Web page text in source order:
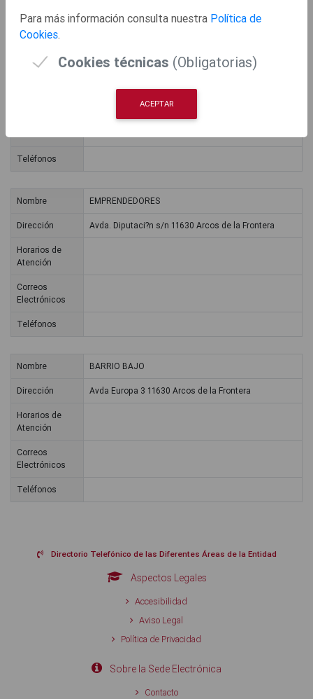
Nombre
Dirección Plaza de Diputaci?n s/n 11620 J?dula
Teléfonos
Nombre EMPRENDEDORES
Dirección Avda. Diputaci?n s/n 11630 Arcos de la Frontera
Horarios de
Atención
Correos
Electrónicos
Teléfonos
Nombre BARRIO BAJO
Dirección Avda Europa 3 11630 Arcos de la Frontera
Horarios de
Atención
Correos
Electrónicos
Teléfonos
Directorio Telefónico de las Diferentes Áreas de la Entidad
Aspectos Legales
Accesibilidad
Aviso Legal
Política de Privacidad
Sobre la Sede Electrónica
Contacto
Para más información consulta nuestra Política de
Cookies.
Cookies técnicas (Obligatorias)
ACEPTAR